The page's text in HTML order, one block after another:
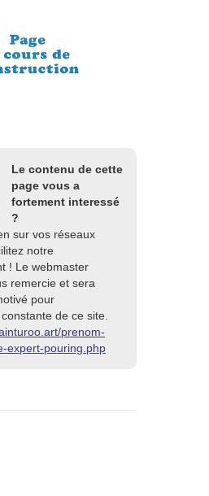
Le contenu de cette
page vous a
fortement interessé
?
sur vos réseaux
notre
! Le webmaster
remercie et sera
pour
de ce site.
prenom-
expert-pouring.php